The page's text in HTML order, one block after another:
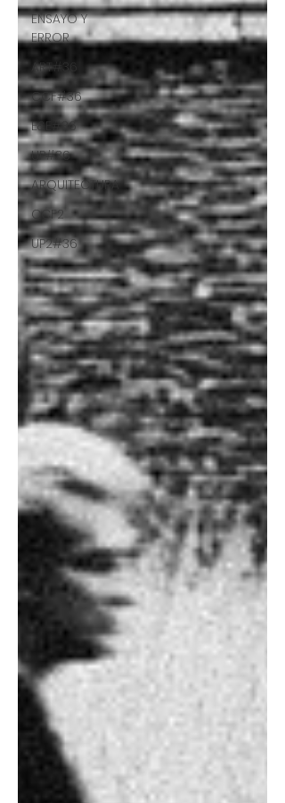
ENSAYO Y
ERROR
ART#36
CCF#36
E&E#36
UP#36
ARQUITECTURA
CCF2
UP2#36